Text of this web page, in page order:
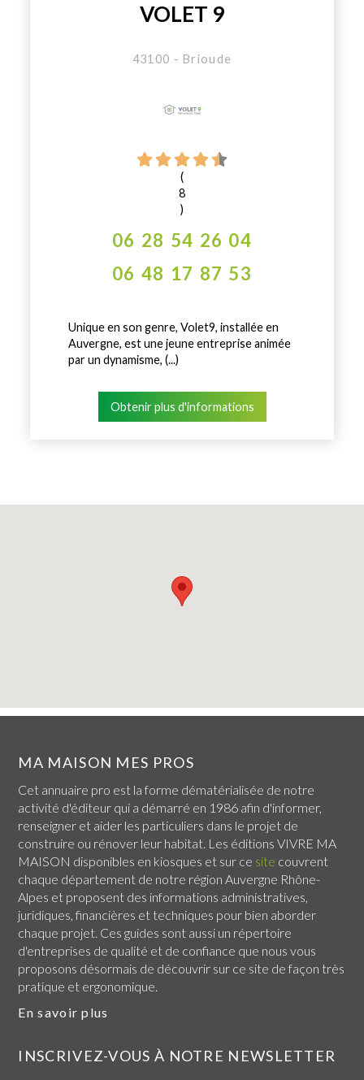
VOLET 9
43100 - Brioude
(
8
)
06 28 54 26 04
06 48 17 87 53
Unique en son genre, Volet9, installée en
Auvergne, est une jeune entreprise animée
par un dynamisme, (...)
Obtenir plus d'informations
MA MAISON MES PROS
Cet annuaire pro est la forme dématérialisée de notre
activité d'éditeur qui a démarré en 1986 afin d'informer,
renseigner et aider les particuliers dans le projet de
construire ou rénover leur habitat. Les éditions VIVRE MA
MAISON disponibles en kiosques et sur ce site couvrent
chaque département de notre région Auvergne Rhône-
Alpes et proposent des informations administratives,
juridiques, financières et techniques pour bien aborder
chaque projet. Ces guides sont aussi un répertoire
d'entreprises de qualité et de confiance que nous vous
proposons désormais de découvrir sur ce site de façon très
pratique et ergonomique.
En savoir plus
INSCRIVEZ-VOUS À NOTRE NEWSLETTER